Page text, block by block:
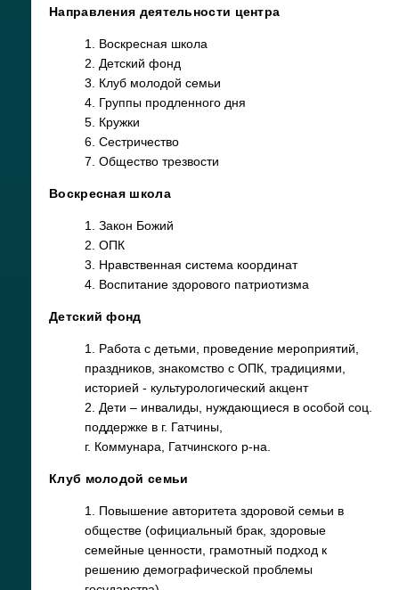
Направления деятельности центра
1. Воскресная школа
2. Детский фонд
3. Клуб молодой семьи
4. Группы продленного дня
5. Кружки
6. Сестричество
7. Общество трезвости
Воскресная школа
1. Закон Божий
2. ОПК
3. Нравственная система координат
4. Воспитание здорового патриотизма
Детский фонд
1. Работа с детьми, проведение мероприятий,
праздников, знакомство с ОПК, традициями,
историей - культурологический акцент
2. Дети – инвалиды, нуждающиеся в особой соц.
поддержке в г. Гатчины,
г. Коммунара, Гатчинского р-на.
Клуб молодой семьи
1. Повышение авторитета здоровой семьи в
обществе (официальный брак, здоровые
семейные ценности, грамотный подход к
решению демографической проблемы